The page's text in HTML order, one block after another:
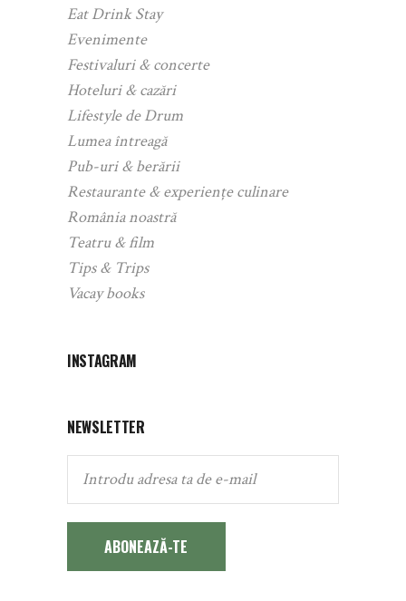
Eat Drink Stay
Evenimente
Festivaluri & concerte
Hoteluri & cazări
Lifestyle de Drum
Lumea întreagă
Pub-uri & berării
Restaurante & experiențe culinare
România noastră
Teatru & film
Tips & Trips
Vacay books
INSTAGRAM
NEWSLETTER
ABONEAZĂ-TE